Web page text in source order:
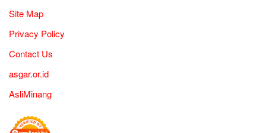
Site Map
Privacy Policy
Contact Us
asgar.or.id
AsliMinang